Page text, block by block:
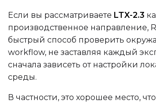
Seed
Если вы рассматриваете LTX-2.3
производственное направление,
быстрый способ проверить
workflow, не заставляя каждый
сначала зависеть от настройки
среды.
В частности, это хорошее место,